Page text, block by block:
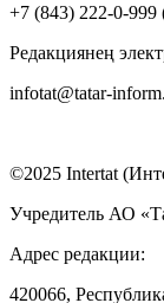
+7 (843) 222-0-999
Редакциянең
infotat@tatar-
©2025 Intertat
Учредитель АО
Адрес редакции:
420066,